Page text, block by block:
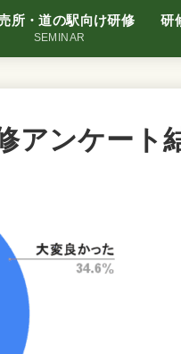
所・道の駅向け研修
SEMINAR
研
アンケート